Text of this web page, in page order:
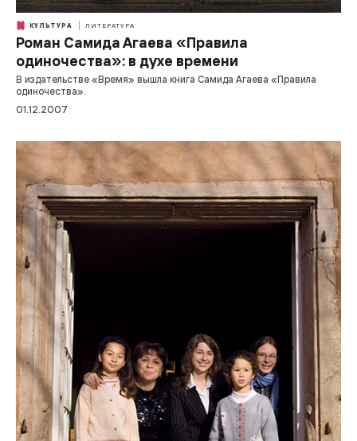
КУЛЬТУРА ЛИТЕРАТУРА
Роман Самида Агаева «Правила
одиночества»: в духе времени
В издательстве «Время» вышла книга Самида Агаева «Правила
одиночества».
01.12.2007